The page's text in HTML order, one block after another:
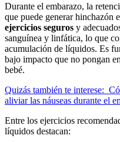
Durante el embarazo, la
que puede generar hinchazón
ejercicios seguros y
sanguínea y linfática, lo que
acumulación de líquidos. Es
bajo impacto que no pongan
bebé.
Quizás también te interese:
aliviar las náuseas durante el
Entre los ejercicios
líquidos destacan: